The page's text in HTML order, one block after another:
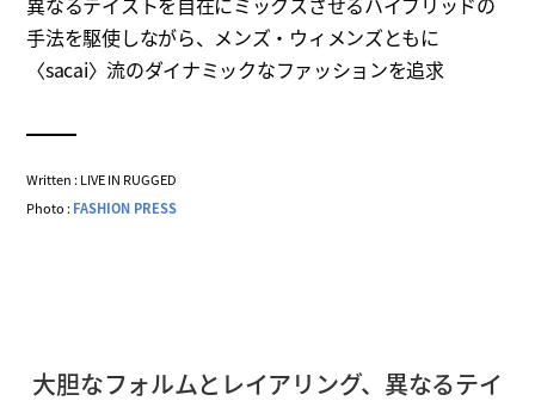
手法を駆使しながら、メンズ・ウィメンズともに
〈sacai〉流のダイナミックなファッションを追求
Written : LIVE IN RUGGED
Photo :FASHION PRESS
大胆なフォルムとレイアリング、異なるテイ